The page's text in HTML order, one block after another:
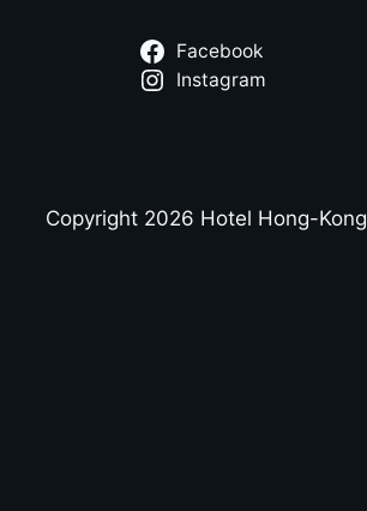
Facebook
Instagram
Copyright 2026 Hotel Hong-Kong